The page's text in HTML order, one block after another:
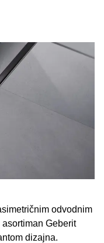
odvodnim
Geberit
dizajna.